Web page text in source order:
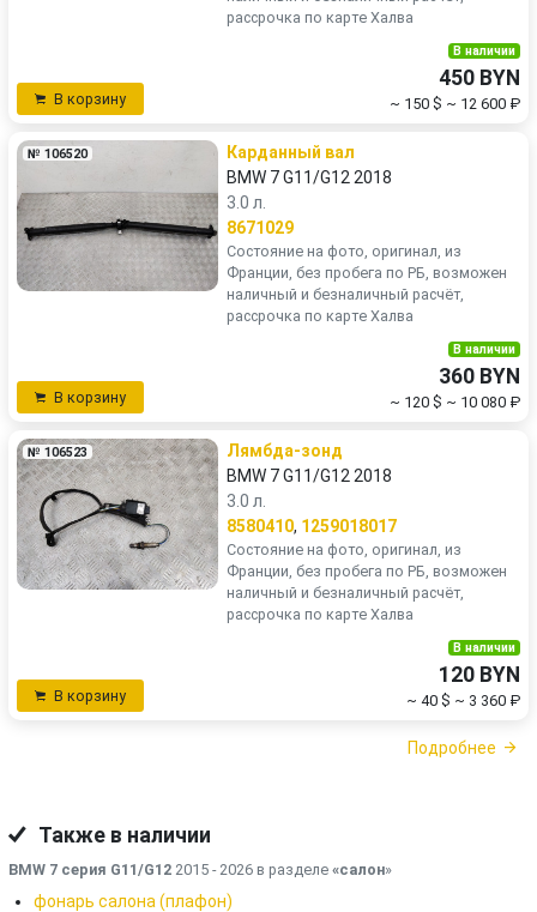
рассрочка по карте Халва
В корзину
В наличии
450 BYN
~ 150 $ ~ 12 600 ₽
№ 106520
Карданный вал
BMW 7 G11/G12 2018
3.0 л.
8671029
Состояние на фото, оригинал, из
Франции, без пробега по РБ, возможен
наличный и безналичный расчёт,
рассрочка по карте Халва
В корзину
В наличии
360 BYN
~ 120 $ ~ 10 080 ₽
№ 106523
Лямбда-зонд
BMW 7 G11/G12 2018
3.0 л.
8580410, 1259018017
Состояние на фото, оригинал, из
Франции, без пробега по РБ, возможен
наличный и безналичный расчёт,
рассрочка по карте Халва
В корзину
В наличии
120 BYN
~ 40 $ ~ 3 360 ₽
Подробнее
Также в наличии
BMW 7 серия G11/G12 2015 - 2026 в разделе «салон»
фонарь салона (плафон)